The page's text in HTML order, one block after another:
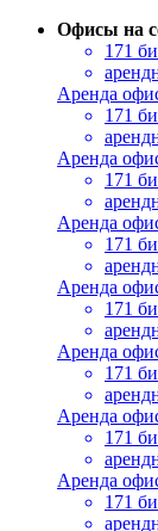
Офисы на
171
Аренда
171
Аренда
171
Аренда
171
Аренда
171
Аренда
171
Аренда
171
Аренда
171